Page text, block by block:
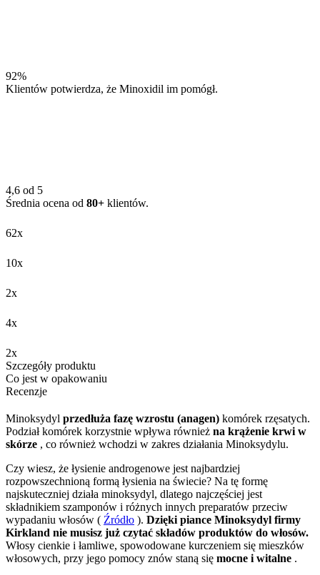
92%
Klientów potwierdza, że Minoxidil im pomógł.
4,6 od 5
Średnia ocena od 80+ klientów.
62x
10x
2x
4x
2x
Szczegóły produktu
Co jest w opakowaniu
Recenzje
Minoksydyl przedłuża fazę wzrostu (anagen) komórek rzęsatych.
Podział komórek korzystnie wpływa również na krążenie krwi w
skórze , co również wchodzi w zakres działania Minoksydylu.
Czy wiesz, że łysienie androgenowe jest najbardziej
rozpowszechnioną formą łysienia na świecie? Na tę formę
najskuteczniej działa minoksydyl, dlatego najczęściej jest
składnikiem szamponów i różnych innych preparatów przeciw
wypadaniu włosów ( Źródło ). Dzięki piance Minoksydyl firmy
Kirkland nie musisz już czytać składów produktów do włosów.
Włosy cienkie i łamliwe, spowodowane kurczeniem się mieszków
włosowych, przy jego pomocy znów staną się mocne i witalne .